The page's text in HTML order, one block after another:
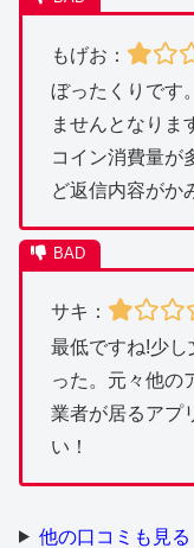
もげお：
ぼったくりです
ませんとなりま
コイン消費量が
ど返信内容がか
サキ：
最低ですね!少
った。元々他の
業者が居るアプ
い！
他の口コミも見る